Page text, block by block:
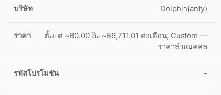
Dolphin{anty}
ตั้งแต่ ~฿0.00 ถึง ~฿9,711.01 ต่อเดือน; Custom —
ราคาส่วนบุคคล
-